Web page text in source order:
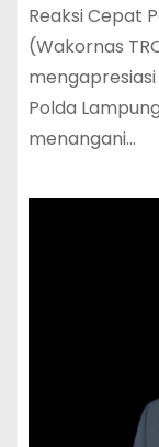
Reaksi Cepat
(Wakornas
Polda
menangani…